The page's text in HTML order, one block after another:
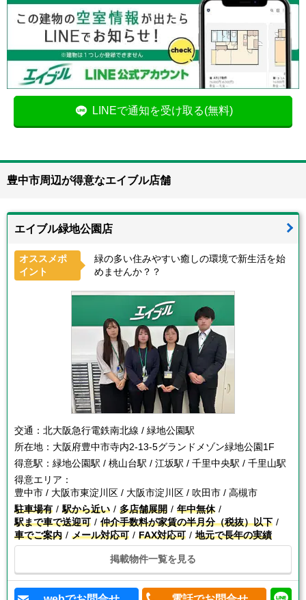
LINEで通知を受け取る(無料)
豊中市周辺が得意なエイブル店舗
エイブル緑地公園店
オススメポ
イント
緑の多い住みやすい癒しの環境で新生活を始
めませんか？？
交通： 北大阪急行電鉄南北線 / 緑地公園駅
所在地： 大阪府豊中市寺内2-13-5グランドメゾン緑地公園1F
得意駅： 緑地公園駅 / 桃山台駅 / 江坂駅 / 千里中央駅 / 千里山駅
得意エリア：
豊中市 / 大阪市東淀川区 / 大阪市淀川区 / 吹田市 / 高槻市
駐車場有
駅から近い 多店舗展開
年中無休
駅まで車で送迎可
仲介手数料が家賃の半月分（税抜）以下
車でご案内
メール対応可 FAX対応可 地元で長年の実績
掲載物件一覧を見る